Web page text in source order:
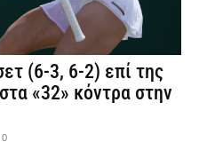
(6-3, 6-2) επί της
«32» κόντρα στην